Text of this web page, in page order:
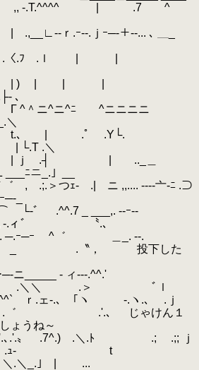
| .7 ^
.ｊｰ─-＋--... ､ ＿_
.ｌ | |
| |
､
^ﾆ ^ニニニニ
.Y└.
.＼
| .._＿
ﾆニ_.」__
ｪ- .| ニ ,,.... ----亠-ﾆ .⊃
_
_ ___,. --ｰ--
_, -.ィ゛ 〝.､
ｰ ^゛ ＿_. --.
.〝， 投下した
- ィ---.^^.'
＼ .＞ ﾞｌ
-.､ ｢ヽ -.ヽ.､ .ｊ
.゛ .'.､ じゃけん１
ょうね～
.7^.) .＼.ﾄ .; .;; ｊ
＼ .ｭ- t
｣ | ...